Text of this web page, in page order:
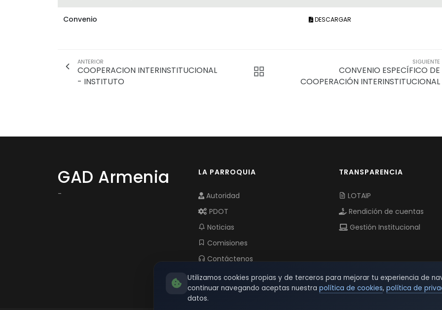
Convenio DESCARGAR
ANTERIOR
COOPERACION INTERINSTITUCIONAL
- INSTITUTO
SIGUIENTE
CONVENIO ESPECÍFICO DE
COOPERACIÓN INTERINSTITUCIONAL
GAD Armenia
-
LA PARROQUIA
Autoridad
PDOT
Noticias
Comisiones
Contáctenos
TRANSPARENCIA
LOTAIP
Rendición de cuentas
Gestión Institucional
Utilizamos cookies propias y de terceros para mejorar tu experiencia de
continuar navegando aceptas nuestra política de cookies, política de
datos.